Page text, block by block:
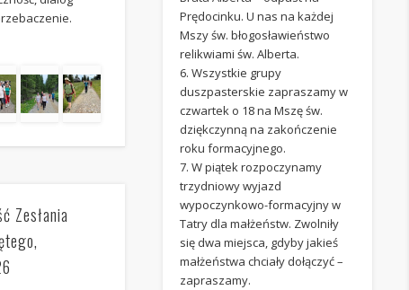
Prędocinku. U nas na każdej
Mszy św. błogosławieństwo
relikwiami św. Alberta.
6. Wszystkie grupy
duszpasterskie zapraszamy w
czwartek o 18 na Mszę św.
dziękczynną na zakończenie
roku formacyjnego.
7. W piątek rozpoczynamy
trzydniowy wyjazd
wypoczynkowo-formacyjny w
Tatry dla małżeństw. Zwolniły
się dwa miejsca, gdyby jakieś
małżeństwa chciały dołączyć –
zapraszamy.
Zesłania